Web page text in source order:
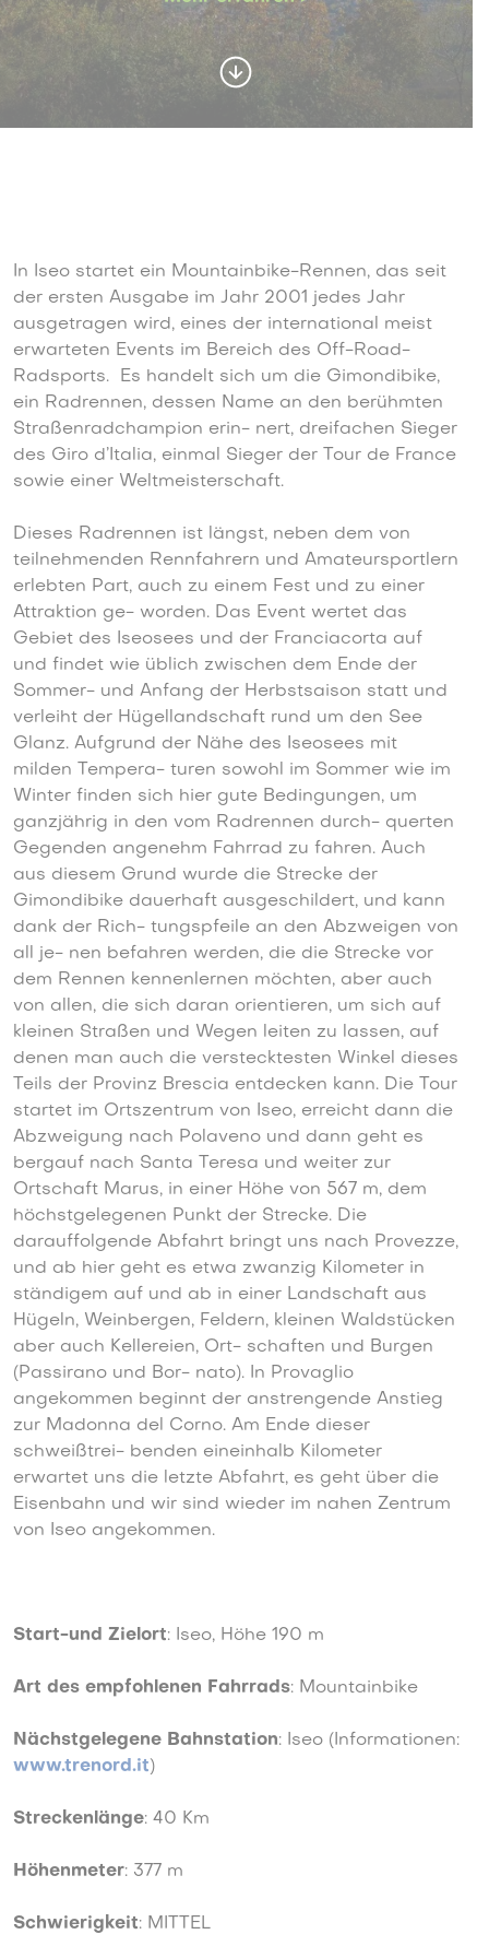
In Iseo startet ein Mountainbike-Rennen, das seit
der ersten Ausgabe im Jahr 2001 jedes Jahr
ausgetragen wird, eines der international meist
erwarteten Events im Bereich des Off-Road-
Radsports. Es handelt sich um die Gimondibike,
ein Radrennen, dessen Name an den berühmten
Straßenradchampion erin- nert, dreifachen Sieger
des Giro d’Italia, einmal Sieger der Tour de France
sowie einer Weltmeisterschaft.
Dieses Radrennen ist längst, neben dem von
teilnehmenden Rennfahrern und Amateursportlern
erlebten Part, auch zu einem Fest und zu einer
Attraktion ge- worden. Das Event wertet das
Gebiet des Iseosees und der Franciacorta auf
und findet wie üblich zwischen dem Ende der
Sommer- und Anfang der Herbstsaison statt und
verleiht der Hügellandschaft rund um den See
Glanz. Aufgrund der Nähe des Iseosees mit
milden Tempera- turen sowohl im Sommer wie im
Winter finden sich hier gute Bedingungen, um
ganzjährig in den vom Radrennen durch- querten
Gegenden angenehm Fahrrad zu fahren. Auch
aus diesem Grund wurde die Strecke der
Gimondibike dauerhaft ausgeschildert, und kann
dank der Rich- tungspfeile an den Abzweigen von
all je- nen befahren werden, die die Strecke vor
dem Rennen kennenlernen möchten, aber auch
von allen, die sich daran orientieren, um sich auf
kleinen Straßen und Wegen leiten zu lassen, auf
denen man auch die verstecktesten Winkel dieses
Teils der Provinz Brescia entdecken kann. Die Tour
startet im Ortszentrum von Iseo, erreicht dann die
Abzweigung nach Polaveno und dann geht es
bergauf nach Santa Teresa und weiter zur
Ortschaft Marus, in einer Höhe von 567 m, dem
höchstgelegenen Punkt der Strecke. Die
darauffolgende Abfahrt bringt uns nach Provezze,
und ab hier geht es etwa zwanzig Kilometer in
ständigem auf und ab in einer Landschaft aus
Hügeln, Weinbergen, Feldern, kleinen Waldstücken
aber auch Kellereien, Ort- schaften und Burgen
(Passirano und Bor- nato). In Provaglio
angekommen beginnt der anstrengende Anstieg
zur Madonna del Corno. Am Ende dieser
schweißtrei- benden eineinhalb Kilometer
erwartet uns die letzte Abfahrt, es geht über die
Eisenbahn und wir sind wieder im nahen Zentrum
von Iseo angekommen.
Start-und Zielort: Iseo, Höhe 190 m
Art des empfohlenen Fahrrads: Mountainbike
Nächstgelegene Bahnstation: Iseo (Informationen:
www.trenord.it)
Streckenlänge: 40 Km
Höhenmeter: 377 m
Schwierigkeit: MITTEL